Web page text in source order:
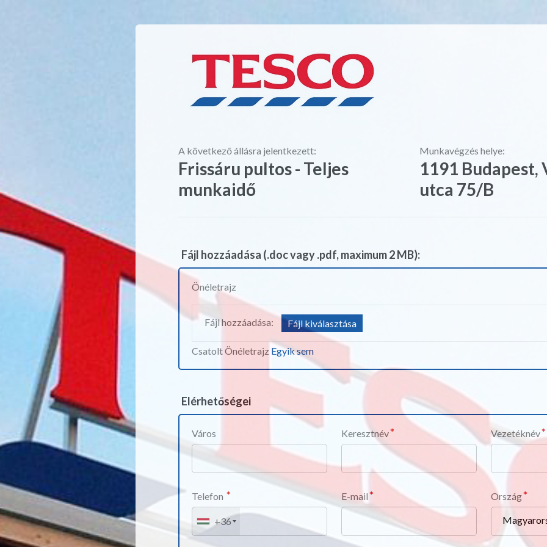
A következő állásra jelentkezett:
Frissáru pultos - Teljes
munkaidő
Munkavégzés helye:
1191 Budapest,
utca 75/B
Fájl hozzáadása (.doc vagy .pdf, maximum 2 MB):
Önéletrajz
Fájl hozzáadása: Fájl kiválasztása
Csatolt Önéletrajz Egyik sem
Elérhetőségei
Város Keresztnév Vezetéknév
Telefon
+36
E-mail Ország